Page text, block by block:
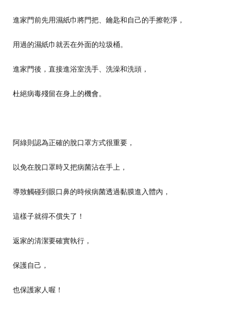
進家門前先用濕紙巾將門把、鑰匙和自己的手擦乾淨，
用過的濕紙巾就丟在外面的垃圾桶。
進家門後，直接進浴室洗手、洗澡和洗頭，
杜絕病毒殘留在身上的機會。
阿綠則認為正確的脫口罩方式很重要，
以免在脫口罩時又把病菌沾在手上，
導致觸碰到眼口鼻的時候病菌透過黏膜進入體內，
這樣子就得不償失了！
返家的清潔要確實執行，
保護自己，
也保護家人喔！